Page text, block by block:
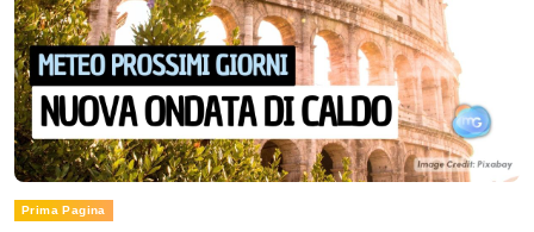
Prima Pagina